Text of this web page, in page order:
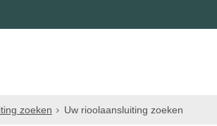
zoeken Uw rioolaansluiting zoeken